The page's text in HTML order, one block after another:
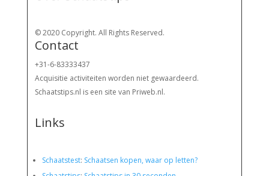
© 2020 Copyright. All Rights Reserved.
Contact
+31-6-83333437
Acquisitie activiteiten worden niet gewaardeerd.
Schaatstips.nl is een site van Priweb.nl.
Links
Schaatstest: Schaatsen kopen, waar op letten?